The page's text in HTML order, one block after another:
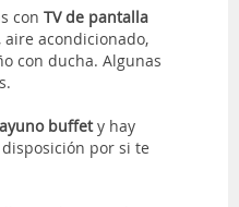
con TV de pantalla
aire acondicionado,
con ducha. Algunas
buffety hay
por si te